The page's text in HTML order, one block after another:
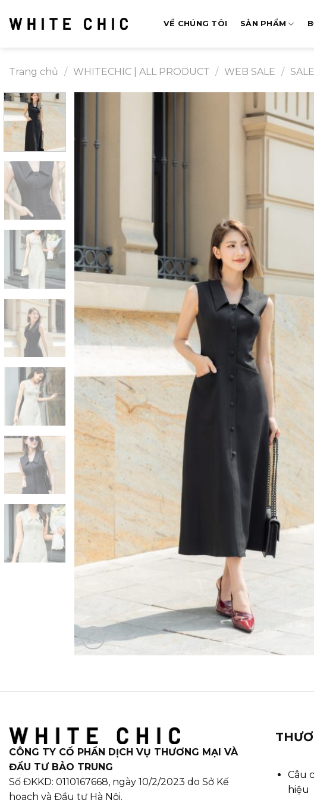
qua
VỀ CHÚNG TÔI SẢN PHẨM
Trang chủ / WHITECHIC | ALL PRODUCT / WEB SALE /
CÔNG TY CỔ PHẦN DỊCH VỤ THƯƠNG MẠI VÀ
ĐẦU TƯ BẢO TRUNG
Số ĐKKD: 0110167668, ngày 10/2/2023 do Sở Kế
hoạch và Đầu tư Hà Nội.
Câu
hiệu